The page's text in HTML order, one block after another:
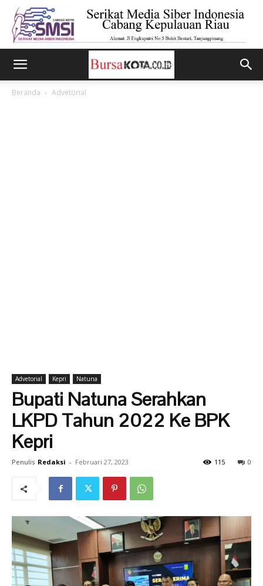
Beranda Advetorial
Advetorial Kepri Natuna
Bupati Natuna Serahkan
LKPD Tahun 2022 Ke BPK
Kepri
Penulis Redaksi - Februari 27, 2023 0
115